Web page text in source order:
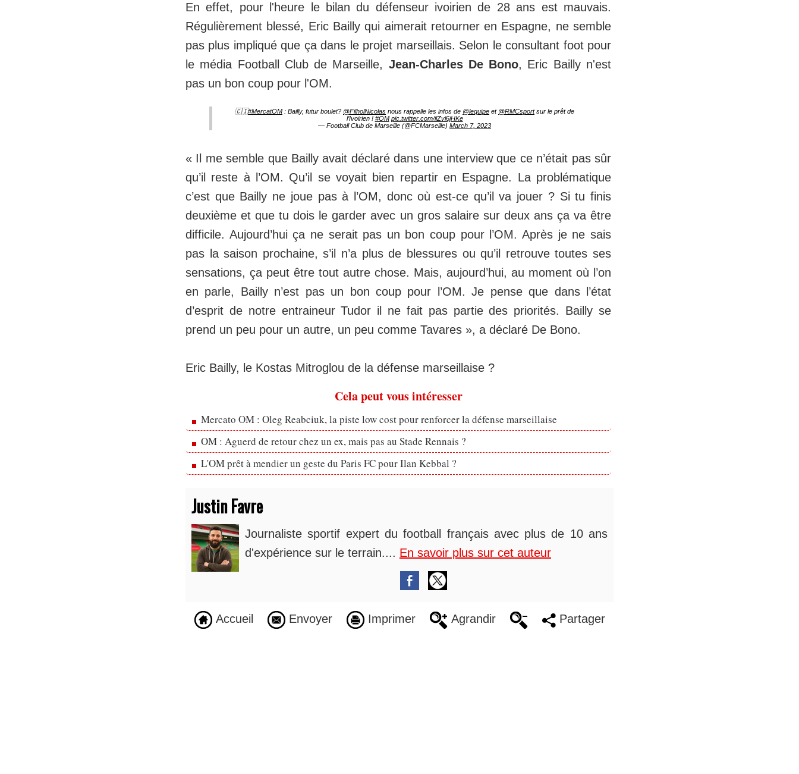
En effet, pour l'heure le bilan du défenseur ivoirien de 28 ans est mauvais.
Régulièrement blessé, Eric Bailly qui aimerait retourner en Espagne, ne semble
pas plus impliqué que ça dans le projet marseillais. Selon le consultant foot pour
le média Football Club de Marseille, Jean-Charles De Bono, Eric Bailly n'est
pas un bon coup pour l'OM.
🇨🇮#MercatOM : Bailly, futur boulet? @FilholNicolas nous rappelle les infos de @lequipe et @RMCsportsur le prêt de
l’Ivoirien ! #OM pic.twitter.com/ilZvl6jHKe
— Football Club de Marseille (@FCMarseille) March 7, 2023
« Il me semble que Bailly avait déclaré dans une interview que ce n’était pas sûr
qu’il reste à l’OM. Qu’il se voyait bien repartir en Espagne. La problématique
c’est que Bailly ne joue pas à l’OM, donc où est-ce qu’il va jouer ? Si tu finis
deuxième et que tu dois le garder avec un gros salaire sur deux ans ça va être
difficile. Aujourd’hui ça ne serait pas un bon coup pour l’OM. Après je ne sais
pas la saison prochaine, s’il n’a plus de blessures ou qu’il retrouve toutes ses
sensations, ça peut être tout autre chose. Mais, aujourd’hui, au moment où l’on
en parle, Bailly n’est pas un bon coup pour l’OM. Je pense que dans l’état
d’esprit de notre entraineur Tudor il ne fait pas partie des priorités. Bailly se
prend un peu pour un autre, un peu comme Tavares », a déclaré De Bono.
Eric Bailly, le Kostas Mitroglou de la défense marseillaise ?
Cela peut vous intéresser
Mercato OM : Oleg Reabciuk, la piste low cost pour renforcer la défense marseillaise
OM : Aguerd de retour chez un ex, mais pas au Stade Rennais ?
L'OM prêt à mendier un geste du Paris FC pour Ilan Kebbal ?
Justin Favre
Journaliste sportif expert du football français avec plus de 10 ans
d'expérience sur le terrain.... En savoir plus sur cet auteur
Accueil Envoyer Imprimer Agrandir Partager